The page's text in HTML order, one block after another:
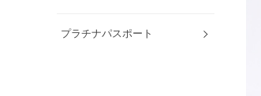
プラチナパスポート